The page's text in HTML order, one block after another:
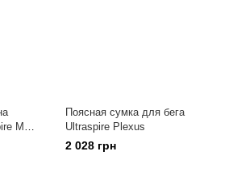
Mag-
Поясная сумка для бега
Ultraspire Plexus
2 028 грн